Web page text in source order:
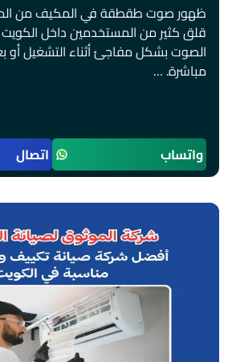
ظهور صوت طقطقة في المكيف من
قلق كثير من المستخدمين داخل
الصوت بشكل مفاجئ أثناء التشغيل أو
مباشرة. …
واتساب اتصال